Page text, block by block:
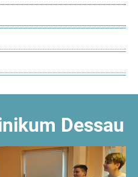
Dessau